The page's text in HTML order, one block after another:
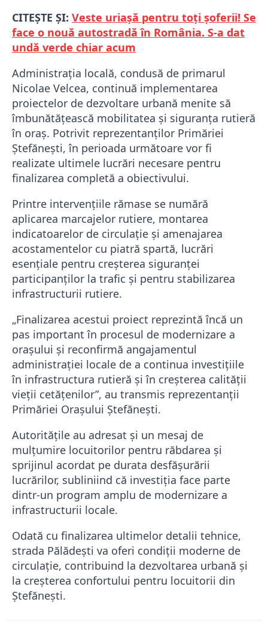
CITEȘTE ȘI: Veste uriașă pentru toți șoferii! Se
face o nouă autostradă în România. S-a dat
undă verde chiar acum
Administrația locală, condusă de primarul
Nicolae Velcea, continuă implementarea
proiectelor de dezvoltare urbană menite să
îmbunătățească mobilitatea și siguranța rutieră
în oraș. Potrivit reprezentanților Primăriei
Ștefănești, în perioada următoare vor fi
realizate ultimele lucrări necesare pentru
finalizarea completă a obiectivului.
Printre intervențiile rămase se numără
aplicarea marcajelor rutiere, montarea
indicatoarelor de circulație și amenajarea
acostamentelor cu piatră spartă, lucrări
esențiale pentru creșterea siguranței
participanților la trafic și pentru stabilizarea
infrastructurii rutiere.
„Finalizarea acestui proiect reprezintă încă un
pas important în procesul de modernizare a
orașului și reconfirmă angajamentul
administrației locale de a continua investițiile
în infrastructura rutieră și în creșterea calității
vieții cetățenilor”, au transmis reprezentanții
Primăriei Orașului Ștefănești.
Autoritățile au adresat și un mesaj de
mulțumire locuitorilor pentru răbdarea și
sprijinul acordat pe durata desfășurării
lucrărilor, subliniind că investiția face parte
dintr-un program amplu de modernizare a
infrastructurii locale.
Odată cu finalizarea ultimelor detalii tehnice,
strada Pălădești va oferi condiții moderne de
circulație, contribuind la dezvoltarea urbană și
la creșterea confortului pentru locuitorii din
Ștefănești.